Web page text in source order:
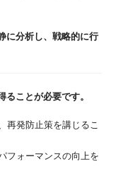
に分析し、戦略的に行
ことが必要です。
再発防止策を講じるこ
フォーマンスの向上を